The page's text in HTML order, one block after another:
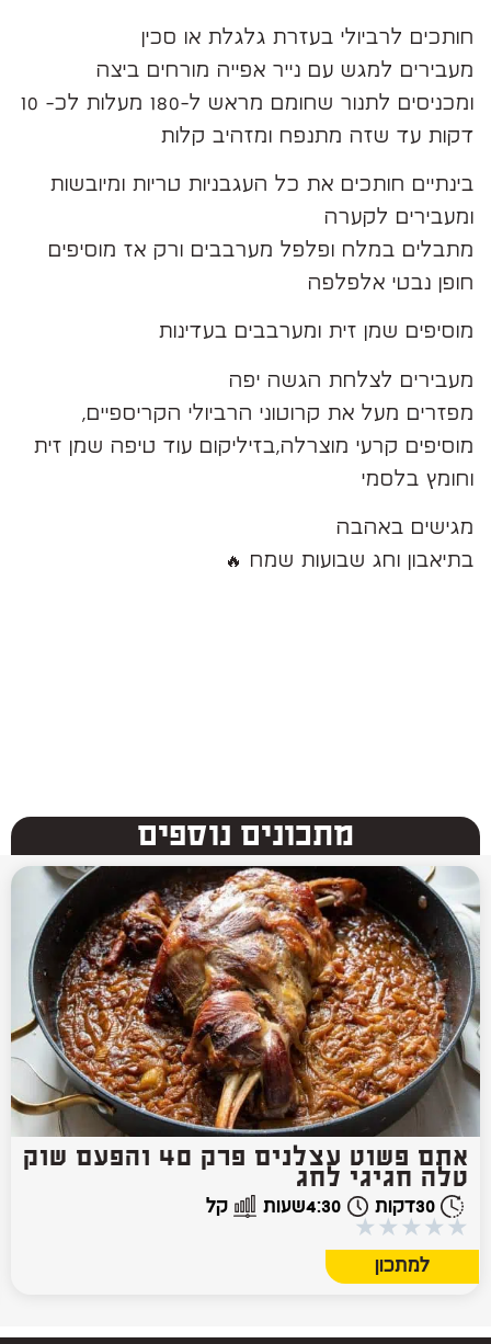
חותכים לרביולי בעזרת גלגלת או סכין
מעבירים למגש עם נייר אפייה מורחים ביצה
ומכניסים לתנור שחומם מראש ל-180 מעלות לכ- 10
דקות עד שזה מתנפח ומזהיב קלות
בינתיים חותכים את כל העגבניות טריות ומיובשות
ומעבירים לקערה
מתבלים במלח ופלפל מערבבים ורק אז מוסיפים
חופן נבטי אלפלפה
מוסיפים שמן זית ומערבבים בעדינות
מעבירים לצלחת הגשה יפה
מפזרים מעל את קרוטוני הרביולי הקריספיים,
מוסיפים קרעי מוצרלה,בזיליקום עוד טיפה שמן זית
וחומץ בלסמי
מגישים באהבה
בתיאבון וחג שבועות שמח 🔥
מתכונים נוספים
אתם פשוט עצלנים פרק 40 והפעם שוק
טלה חגיגי לחג
30דקות 4:30שעות קל
★
★
★
★
★
למתכון